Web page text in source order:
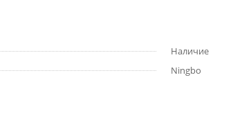
Наличие
Ningbo